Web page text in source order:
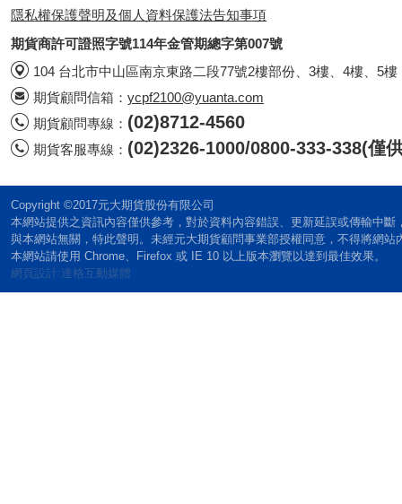
隱私權保護聲明及個人資料保護法告知事項
期貨商許可證照字號114年金管期總字第007號
104 台北市中山區南京東路二段77號2樓部份、3樓、4樓、5樓
期貨顧問信箱： ycpf2100@yuanta.com
期貨顧問專線： (02)8712-4560
期貨客服專線： (02)2326-1000/0800-333-338(僅
Copyright ©2017元大期貨股份有限公司
本網站提供之資訊內容僅供參考，對於資料內容錯誤、更新延誤或傳輸中
與本網站無關，特此聲明。未經元大期貨顧問事業部授權同意，不得將網站
本網站請使用 Chrome、Firefox 或 IE 10 以上版本瀏覽以達到最佳效果。
網頁設計:達格互動媒體